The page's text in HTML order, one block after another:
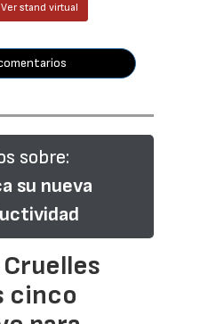
Ver stand virtual
sobre:
su nueva
cinco